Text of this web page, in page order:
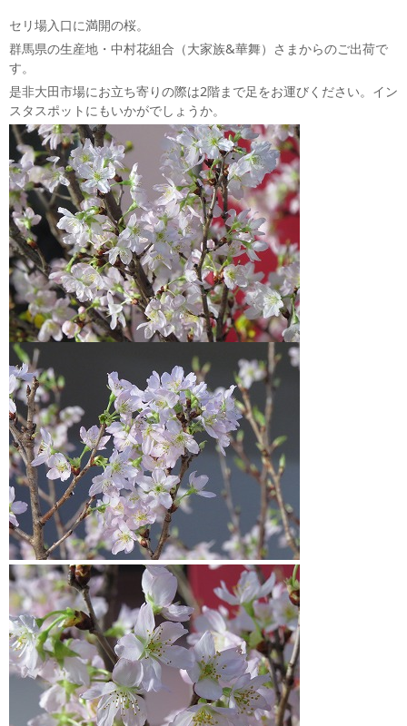
セリ場入口に満開の桜。
群馬県の生産地・中村花組合（大家族&華舞）さまからのご出荷で
す。
是非大田市場にお立ち寄りの際は2階まで足をお運びください。イン
スタスポットにもいかがでしょうか。